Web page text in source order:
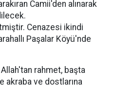
Camii'den alınarak
Cenazesi ikindi
Paşalar Köyü'nde
rahmet, başta
akraba ve dostlarına